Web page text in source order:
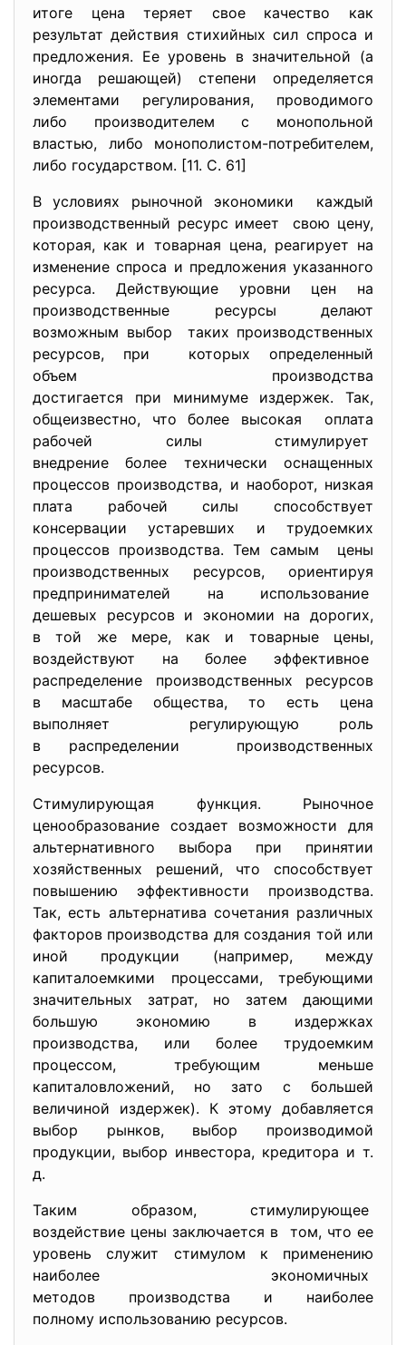
итоге цена теряет свое качество как
результат действия стихийных сил спроса и
предложения. Ее уровень в значительной (а
иногда решающей) степени определяется
элементами регулирования, проводимого
либо производителем с монопольной
властью, либо монополистом-потребителем,
либо государством. [11. С. 61]
В условиях рыночной экономики каждый
производственный ресурс имеет свою цену,
которая, как и товарная цена, реагирует на
изменение спроса и предложения указанного
ресурса. Действующие уровни цен на
производственные ресурсы делают
возможным выбор таких производственных
ресурсов, при которых определенный
объем производства
достигается при минимуме издержек. Так,
общеизвестно, что более высокая оплата
рабочей силы стимулирует
внедрение более технически оснащенных
процессов производства, и наоборот, низкая
плата рабочей силы способствует
консервации устаревших и трудоемких
процессов производства. Тем самым цены
производственных ресурсов, ориентируя
предпринимателей на использование
дешевых ресурсов и экономии на дорогих,
в той же мере, как и товарные цены,
воздействуют на более эффективное
распределение производственных ресурсов
в масштабе общества, то есть цена
выполняет регулирующую роль
в распределении производственных
ресурсов.
Стимулирующая функция. Рыночное
ценообразование создает возможности для
альтернативного выбора при принятии
хозяйственных решений, что способствует
повышению эффективности производства.
Так, есть альтернатива сочетания различных
факторов производства для создания той или
иной продукции (например, между
капиталоемкими процессами, требующими
значительных затрат, но затем дающими
большую экономию в издержках
производства, или более трудоемким
процессом, требующим меньше
капиталовложений, но зато с большей
величиной издержек). К этому добавляется
выбор рынков, выбор производимой
продукции, выбор инвестора, кредитора и т.
д.
Таким образом, стимулирующее
воздействие цены заключается в том, что ее
уровень служит стимулом к применению
наиболее экономичных
методов производства и наиболее
полному использованию ресурсов.